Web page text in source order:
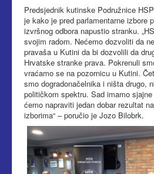
Predsjednik kutinske Podružnice
je kako je pred parlamentarne izbore
izvršnog odbora napustio stranku.
svojim radom. Nećemo dozvoliti da
pravaša u Kutini da bi dozvolili da
Hrvatske stranke prava. Pokrenuli
vraćamo se na pozornicu u Kutini.
smo dogradonačelnika i ništa drugo,
političkom spektru. Sad imamo
ćemo napraviti jedan dobar rezultat
izborima“ – poručio je Jozo Bilobrk.